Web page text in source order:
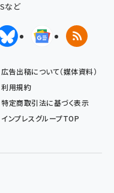
など
クス)BlueskyGoogleニュ
RSS
広告出稿について（媒体資料）
利用規約
特定商取引法に基づく表示
インプレスグループTOP